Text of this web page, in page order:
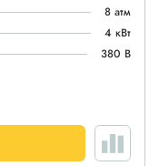
8 атм
4 кВт
380 В